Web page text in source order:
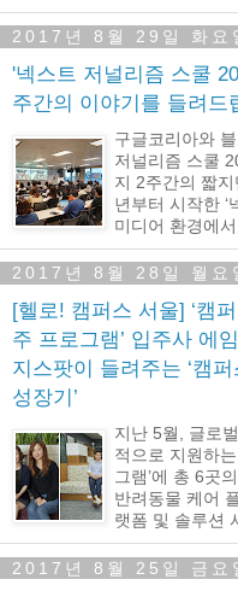
2017년 8월 29일 화요
'넥스트 저널리즘 스쿨
주간의 이야기를 들려드
구글코리아와
저널리즘 스쿨
지 2주간의 짧
년부터 시작한 ‘
미디어 환경에서
2017년 8월 28일 월요
[헬로! 캠퍼스 서울] ‘캠
주 프로그램’ 입주사 에
지스팟이 들려주는 ‘캠
성장기’
지난 5월, 글로
적으로 지원하
그램’에 총 6곳
반려동물 케어
랫폼 및 솔루션
2017년 8월 25일 금요